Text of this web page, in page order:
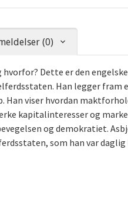
(0)
Dette er den
Han legger fram
viser hvordan
kapitalinteresser og
og demokratiet.
som han var